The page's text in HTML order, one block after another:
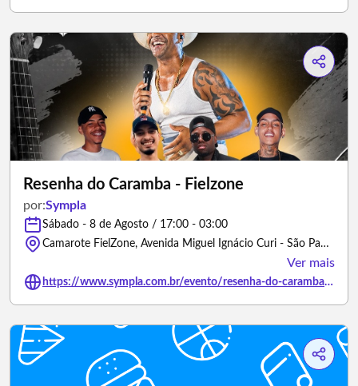
Resenha do Caramba - Fielzone
por:Sympla
Sábado - 8 de Agosto / 17:00 - 03:00
Camarote FielZone, Avenida Miguel Ignácio Curi - São Paulo/São Paulo
Ver mais
https://www.sympla.com.br/evento/resenha-do-caramba-fielzone/3481580